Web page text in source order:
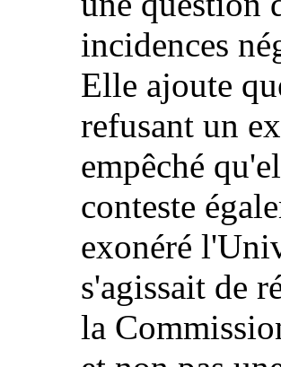
incidences
Elle ajoute
refusant un
empêché
conteste
exonéré
s'agissait de
la